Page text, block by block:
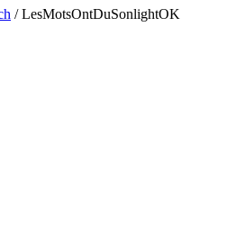
/ LesMotsOntDuSonlightOK